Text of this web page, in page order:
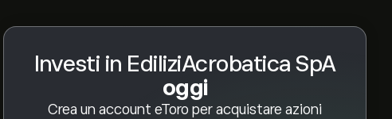
Investi in EdiliziAcrobatica SpA
oggi
Crea un account eToro per acquistare azioni